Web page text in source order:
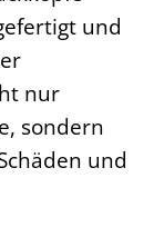
und
nur
sondern
und